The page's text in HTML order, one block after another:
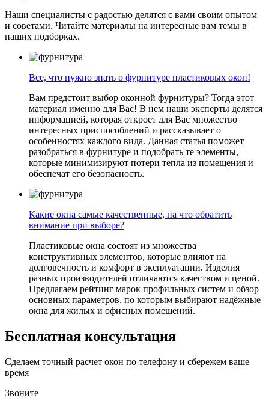
Наши специалисты с радостью делятся с вами своим опытом
и советами. Читайте материалы на интересные вам темы в
наших подборках.
Все, что нужно знать о фурнитуре пластиковых окон!
Вам предстоит выбор оконной фурнитуры? Тогда этот
материал именно для Вас! В нем наши эксперты делятся
информацией, которая откроет для Вас множество
интересных приспособлений и рассказывает о
особенностях каждого вида. Данная статья поможет
разобраться в фурнитуре и подобрать те элементы,
которые минимизируют потери тепла из помещения и
обеспечат его безопасность.
Какие окна самые качественные, на что обратить
внимание при выборе?
Пластиковые окна состоят из множества
конструктивных элементов, которые влияют на
долговечность и комфорт в эксплуатации. Изделия
разных производителей отличаются качеством и ценой.
Предлагаем рейтинг марок профильных систем и обзор
основных параметров, по которым выбирают надёжные
окна для жилых и офисных помещений.
Бесплатная консультация
Сделаем точный расчет окон по телефону и сбережем ваше
время
Звоните